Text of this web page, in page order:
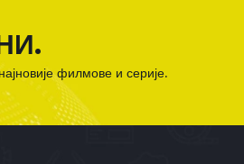
филмове и серије.